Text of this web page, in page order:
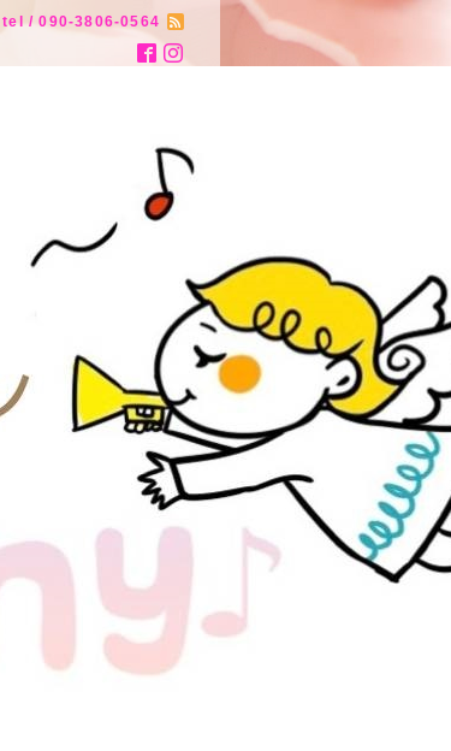
tel / 090-3806-0564